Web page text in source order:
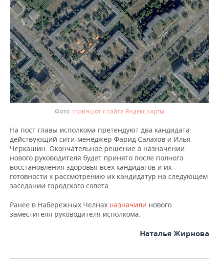
скриншот с сайта Яндекс.карты
На пост главы исполкома претендуют два кандидата:
действующий сити-менеджер Фарид Салахов и Илья
Черкашин. Окончательное решение о назначении
нового руководителя будет принято после полного
восстановления здоровья всех кандидатов и их
готовности к рассмотрению их кандидатур на следующем
заседании городского совета.
Ранее в Набережных Челнах назначили нового
заместителя руководителя исполкома.
Наталья Жирнова